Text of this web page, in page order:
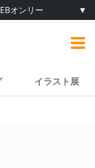
オンリー ▼
イラスト展